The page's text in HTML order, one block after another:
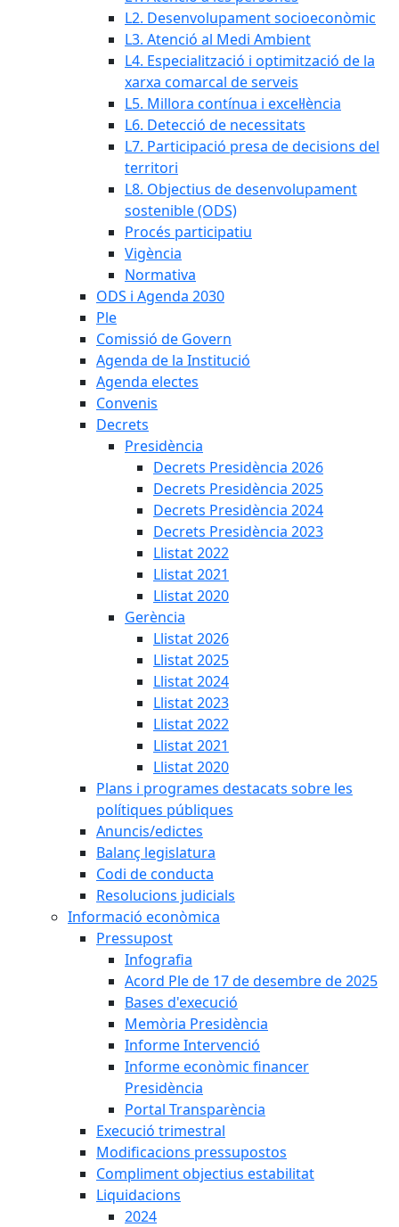
L2. Desenvolupament socioeconòmic
L3. Atenció al Medi Ambient
L4. Especialització i optimització de la
xarxa comarcal de serveis
L5. Millora contínua i excel·lència
L6. Detecció de necessitats
L7. Participació presa de decisions del
territori
L8. Objectius de desenvolupament
sostenible (ODS)
Procés participatiu
Vigència
Normativa
ODS i Agenda 2030
Ple
Comissió de Govern
Agenda de la Institució
Agenda electes
Convenis
Decrets
Presidència
Decrets Presidència 2026
Decrets Presidència 2025
Decrets Presidència 2024
Decrets Presidència 2023
Llistat 2022
Llistat 2021
Llistat 2020
Gerència
Llistat 2026
Llistat 2025
Llistat 2024
Llistat 2023
Llistat 2022
Llistat 2021
Llistat 2020
Plans i programes destacats sobre les
polítiques públiques
Anuncis/edictes
Balanç legislatura
Codi de conducta
Resolucions judicials
Informació econòmica
Pressupost
Infografia
Acord Ple de 17 de desembre de 2025
Bases d'execució
Memòria Presidència
Informe Intervenció
Informe econòmic financer
Presidència
Portal Transparència
Execució trimestral
Modificacions pressupostos
Compliment objectius estabilitat
Liquidacions
2024